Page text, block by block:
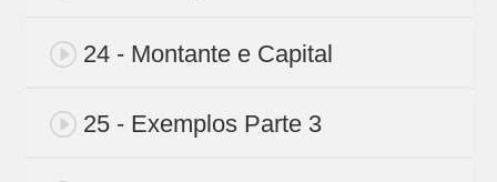
24 - Montante e Capital
25 - Exemplos Parte 3